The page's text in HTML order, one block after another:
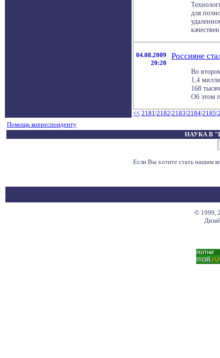
для
04.08.2009
20:20
Россияне
Во
1,4
168
Об этом
<< 2181|2182|2183|2184|2185|
Помощь корреспонденту
НАУКА В
Если Вы хотите стать нашим
© 1999,